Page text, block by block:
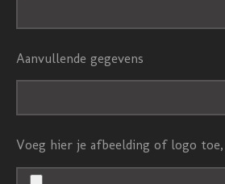
Aanvullende gegevens
Voeg hier je afbeelding of logo toe,